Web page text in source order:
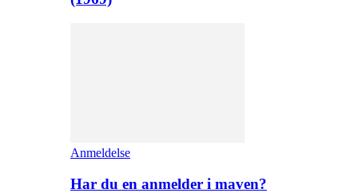
Anmeldelse
Har du en anmelder i maven?